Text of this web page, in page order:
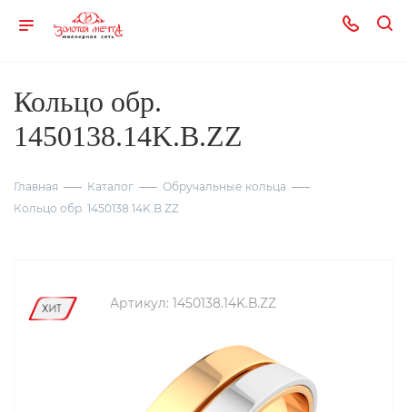
Кольцо обр.
1450138.14K.B.ZZ
Главная Каталог
Обручальные кольца
Кольцо обр. 1450138.14K.B.ZZ
Артикул: 1450138.14K.B.ZZ